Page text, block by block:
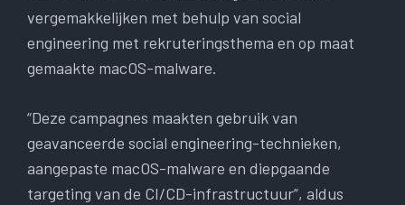
vergemakkelijken met behulp van social
engineering met rekruteringsthema en op maat
gemaakte macOS-malware.
“Deze campagnes maakten gebruik van
geavanceerde social engineering-technieken,
aangepaste macOS-malware en diepgaande
targeting van de CI/CD-infrastructuur”, aldus